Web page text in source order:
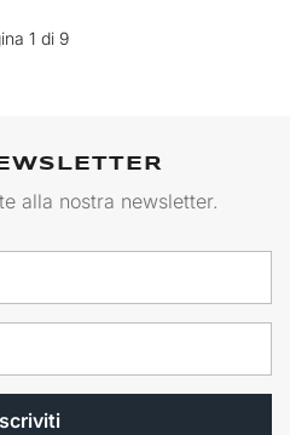
1 di 9
alla nostra newsletter.